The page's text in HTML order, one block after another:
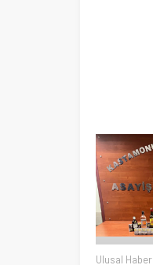
Ulusal Haber